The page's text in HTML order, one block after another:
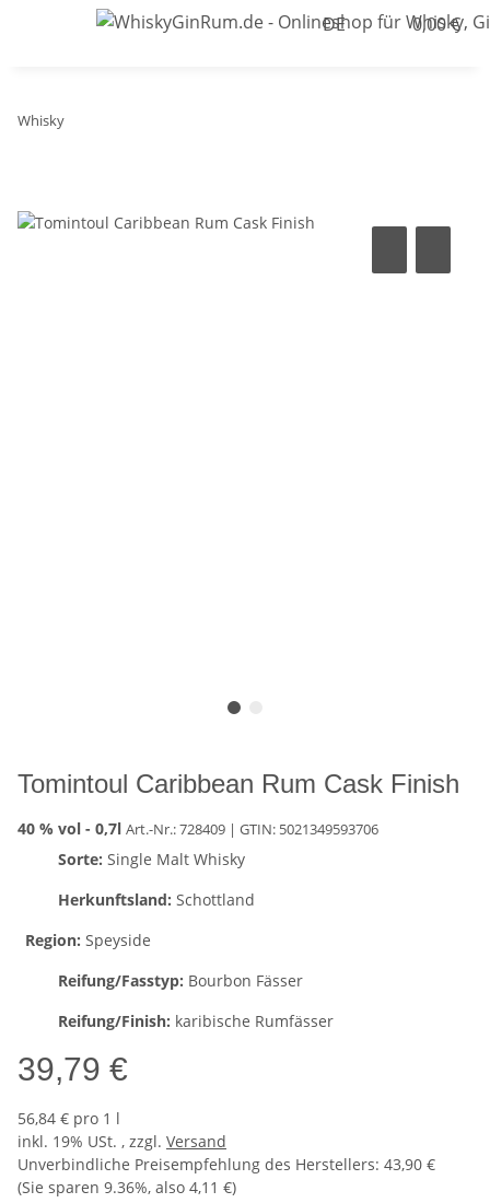
DE 0,00 €
Whisky
Tomintoul Caribbean Rum Cask Finish
40 % vol - 0,7l Art.-Nr.: 728409 | GTIN: 5021349593706
Sorte: Single Malt Whisky
Herkunftsland: Schottland
Region: Speyside
Reifung/Fasstyp: Bourbon Fässer
Reifung/Finish: karibische Rumfässer
39,79 €
56,84 € pro 1 l
inkl. 19% USt. , zzgl. Versand
Unverbindliche Preisempfehlung des Herstellers: 43,90 €
(Sie sparen 9.36%, also 4,11 €)